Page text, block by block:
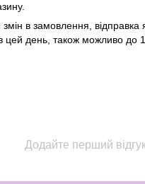
в замовлення, відправка
цей день, також можливо до
Додайте перший